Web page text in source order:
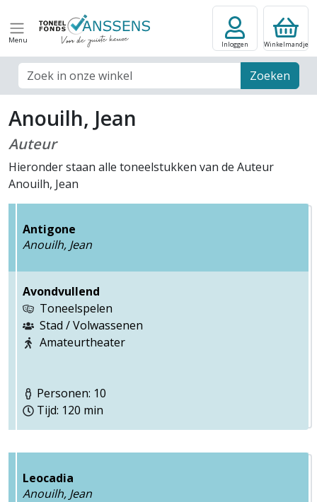
Menu
Zoek veld Zoeken
Inloggen Winkelmandje
Anouilh, Jean
Auteur
Hieronder staan alle toneelstukken van de Auteur
Anouilh, Jean
Antigone
Anouilh, Jean
Avondvullend
Toneelspelen
Stad / Volwassenen
Amateurtheater
Personen: 10
Tijd: 120 min
Leocadia
Anouilh, Jean